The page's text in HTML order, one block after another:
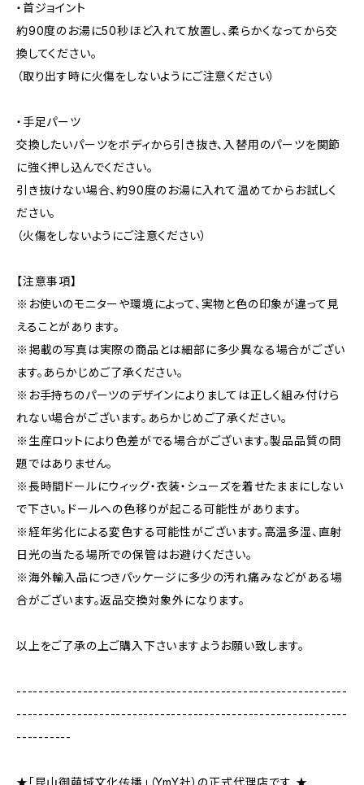
・首ジョイント
約90度のお湯に50秒ほど入れて放置し、柔らかくなってから交
換してください。
（取り出す時に火傷をしないようにご注意ください）
・手足パーツ
交換したいパーツをボディから引き抜き、入替用のパーツを関節
に強く押し込んでください。
引き抜けない場合、約90度のお湯に入れて温めてからお試しく
ださい。
（火傷をしないようにご注意ください）
【注意事項】
※お使いのモニターや環境によって、実物と色の印象が違って見
えることがあります。
※掲載の写真は実際の商品とは細部に多少異なる場合がござい
ます。あらかじめご了承ください。
※お手持ちのパーツのデザインによりましては正しく組み付けら
れない場合がございます。あらかじめご了承ください。
※生産ロットにより色差がでる場合がございます。製品品質の問
題ではありません。
※長時間ドールにウィッグ・衣装・シューズを着せたままにしない
で下さい。ドールへの色移りが起こる可能性があります。
※経年劣化による変色する可能性がございます。高温多湿、直射
日光の当たる場所での保管はお避けください。
※海外輸入品につきパッケージに多少の汚れ痛みなどがある場
合がございます。返品交換対象外になります。
以上をご了承の上ご購入下さいますようお願い致します。
------------------------------------------------------------
------------------------------------------------------------
----------
★「昆山御萌域文化传播」（YmY社）の正式代理店です ★